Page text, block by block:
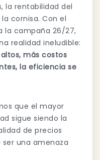
la rentabilidad del
cornisa. Con el
la campaña 26/27,
realidad ineludible:
más costos
la eficiencia se
que el mayor
sigue siendo la
de precios
una amenaza